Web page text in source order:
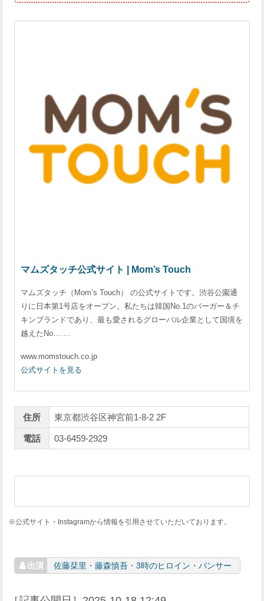
マムズタッチ公式サイト | Mom’s Touch
マムズタッチ（Mom’s Touch） の公式サイトです。渋谷公園通
りに日本第1号店をオープン。私たちは韓国No.1のバーガー＆チ
キンブランドであり、最も愛されるグローバル企業として国境を
越えたNo…….
www.momstouch.co.jp
公式サイトを見る
住所 東京都渋谷区神宮前1-8-2 2F
電話 03-6459-2929
※公式サイト・Instagramから情報を引用させていただいております。
佐藤栞里 ・ 藤森慎吾・ 3時のヒロイン ・ パンサー